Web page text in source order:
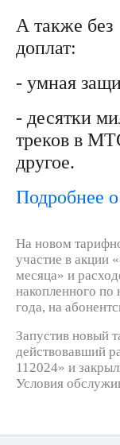
Выбрать
красивый
номер
SIM-
Перейти
на
eSIM
Для дома
ТВ
с
тарифом
Тарифы
ТВ и
для дома
Акции
Интернет,
ТВ и
для дома
Услуги
Личный
кабинет
и
Личный
кабинет
ТВ
Скачать
Мой
МТС
Акции
для
А также без
- умная
- десятки
треков в
другое.
Подробнее
На новом
участие в акции
месяца» и
накопленного
года, на
Запустив новый
действовавший
112024» и
Условия